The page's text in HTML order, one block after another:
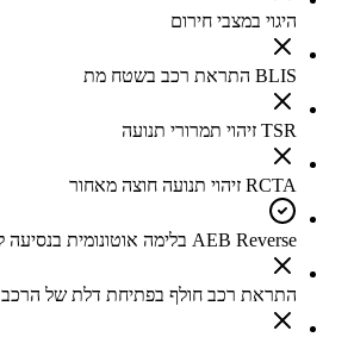
היגוי במצבי חירום
BLIS התראת רכב בשטח מת
TSR זיהוי תמרורי תנועה
RCTA זיהוי תנועה חוצה מאחור
AEB Reverse בלימה אוטונומית בנסיעה לאחור
התראת רכב חולף בפתיחת דלת של הרכב